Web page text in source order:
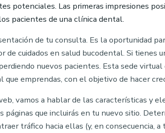
potenciales. Las primeras impresiones
pacientes de una clínica dental.
de tu consulta. Es la oportunidad
de cuidados en salud bucodental. Si tienes
nuevos pacientes. Esta sede
emprendas, con el objetivo de hacer
vamos a hablar de las características y
que incluirás en tu nuevo sitio.
tráfico hacia ellas (y, en consecuencia,